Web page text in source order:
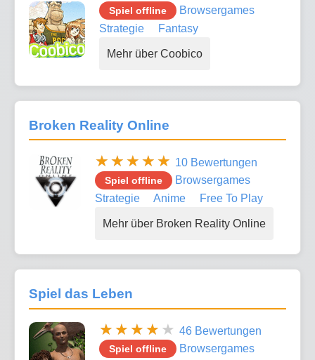
Spiel offline
Browsergames
Strategie
Fantasy
Mehr über Coobico
Broken Reality Online
10 Bewertungen
Spiel offline
Browsergames
Strategie
Anime Free To Play
Mehr über Broken Reality Online
Spiel das Leben
46 Bewertungen
Spiel offline
Browsergames